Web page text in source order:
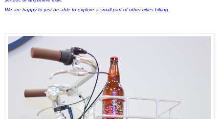
We are happy to just be able to explore a small part of other cities biking.